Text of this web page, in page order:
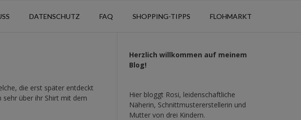
DATENSCHUTZ FAQ SHOPPING-TIPPS FLOHMARKT
die erst später entdeckt
sehr über ihr Shirt mit dem
Herzlich willkommen auf meinem
Blog!
Hier bloggt Rosi, leidenschaftliche
Näherin, Schnittmustererstellerin und
Mutter von drei Kindern.